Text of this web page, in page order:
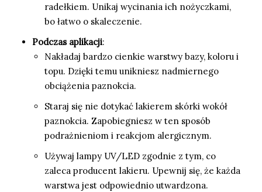
radełkiem. Unikaj wycinania ich nożyczkami,
bo łatwo o skaleczenie.
Podczas aplikacji:
Nakładaj bardzo cienkie warstwy bazy, koloru i
topu. Dzięki temu unikniesz nadmiernego
obciążenia paznokcia.
Staraj się nie dotykać lakierem skórki wokół
paznokcia. Zapobiegniesz w ten sposób
podrażnieniom i reakcjom alergicznym.
Używaj lampy UV/LED zgodnie z tym, co
zaleca producent lakieru. Upewnij się, że każda
warstwa jest odpowiednio utwardzona.